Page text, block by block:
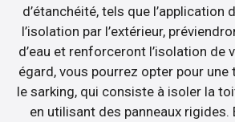
d’étanchéité, tels que l’application
l’isolation par l’extérieur,
d’eau et renforceront l’isolation de
égard, vous pourrez opter pour
le sarking, qui consiste à isoler la
en utilisant des panneaux rigides.